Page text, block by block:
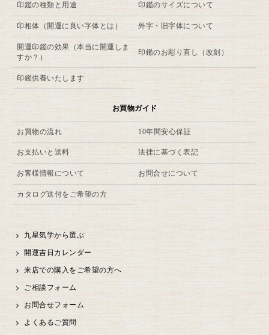
印鑑の種類と用途 印鑑のサイズについて
印相体（開運に良い字体とは） 外字・旧字体について
開運印鑑の効果（本当に開運しま
すか？）
印鑑のお彫り直し（改刻）
印鑑供養いたします
お買物ガイド
お買物の流れ 10年間安心保証
お支払いと送料 法律に基づく表記
お客様情報について お問合せについて
カタログ送付をご希望の方
九星気学から選ぶ
開運吉日カレンダー
来店での購入をご希望の方へ
ご相談フォーム
お問合せフォーム
よくあるご質問